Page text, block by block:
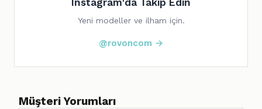
Instagram'da Takip Edin
Yeni modeller ve ilham için.
@rovoncom →
Müşteri Yorumları